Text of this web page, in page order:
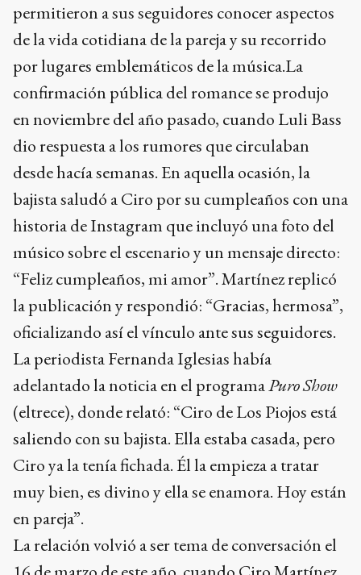
permitieron a sus seguidores conocer aspectos
de la vida cotidiana de la pareja y su recorrido
por lugares emblemáticos de la música.La
confirmación pública del romance se produjo
en noviembre del año pasado, cuando Luli Bass
dio respuesta a los rumores que circulaban
desde hacía semanas. En aquella ocasión, la
bajista saludó a Ciro por su cumpleaños con una
historia de Instagram que incluyó una foto del
músico sobre el escenario y un mensaje directo:
“Feliz cumpleaños, mi amor”. Martínez replicó
la publicación y respondió: “Gracias, hermosa”,
oficializando así el vínculo ante sus seguidores.
La periodista Fernanda Iglesias había
adelantado la noticia en el programaPuro Show
(eltrece), donde relató: “Ciro de Los Piojos está
saliendo con su bajista. Ella estaba casada, pero
Ciro ya la tenía fichada. Él la empieza a tratar
muy bien, es divino y ella se enamora. Hoy están
en pareja”.
La relación volvió a ser tema de conversación el